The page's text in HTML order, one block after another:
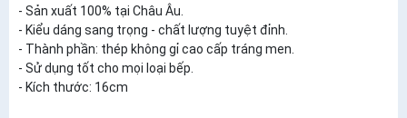
- Sản xuất 100% tại Châu Âu.
- Kiểu dáng sang trọng - chất lượng tuyệt đỉnh.
- Thành phần: thép không gỉ cao cấp tráng men.
- Sử dụng tốt cho mọi loại bếp.
- Kích thước: 16cm